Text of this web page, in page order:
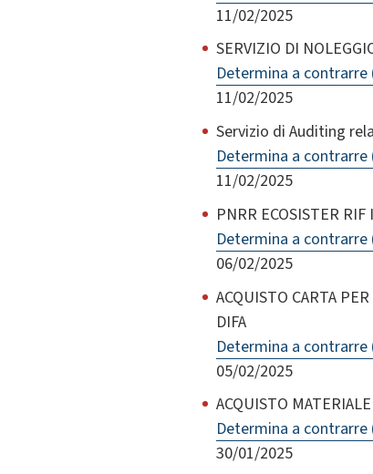
11/02/2025
SERVIZIO DI
Determina a contrarre
11/02/2025
Servizio di Auditing
Determina a contrarre
11/02/2025
PNRR ECOSISTER
Determina a contrarre
06/02/2025
ACQUISTO CARTA
DIFA
Determina a contrarre
05/02/2025
ACQUISTO
Determina a contrarre
30/01/2025